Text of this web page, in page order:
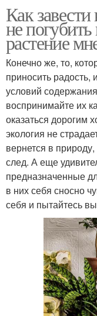
Как
не
растение
Конечно же, то,
приносить
условий
воспринимайте их
оказаться дорогим
экология не
вернется в
след. А еще
предназначенные
в них себя сносно
себя и пытайтесь